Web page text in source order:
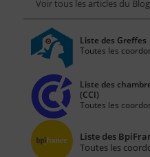
Voir tous les articles du
Liste des Greffes
Toutes les
Liste des
(CCI)
Toutes les
Liste des
Toutes les